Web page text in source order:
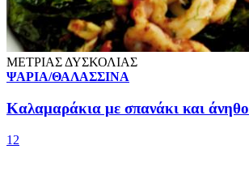
ΜΕΤΡΙΑΣ ΔΥΣΚΟΛΙΑΣ
ΨΑΡΙΑ/ΘΑΛΑΣΣΙΝΑ
Καλαμαράκια με σπανάκι και άνηθο
1 2